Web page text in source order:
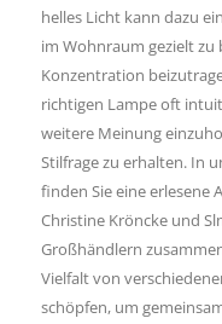
helles Licht kann dazu
im Wohnraum gezielt zu
Konzentration
richtigen Lampe oft
weitere Meinung
Stilfrage zu erhalten. In
finden Sie eine erlesene
Christine Kröncke und
Großhändlern
Vielfalt von
schöpfen, um